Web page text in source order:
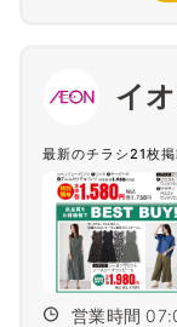
イ
最新のチラシ21枚
営業時間